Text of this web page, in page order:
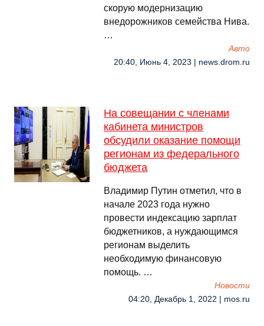
скорую модернизацию
внедорожников семейства Нива.
…
Авто
20:40, Июнь 4, 2023 | news.drom.ru
На совещании с членами
кабинета министров
обсудили оказание помощи
регионам из федерального
бюджета
Владимир Путин отметил, что в
начале 2023 года нужно
провести индексацию зарплат
бюджетников, а нуждающимся
регионам выделить
необходимую финансовую
помощь. …
Новости
04:20, Декабрь 1, 2022 | mos.ru